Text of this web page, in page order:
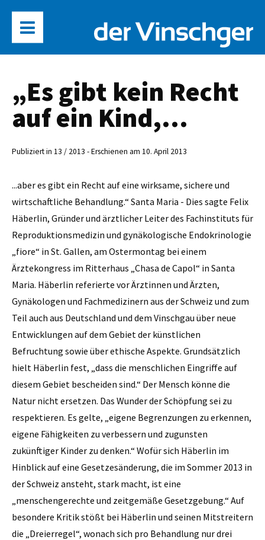
„Es gibt kein Recht
auf ein Kind,...
Publiziert in 13 / 2013 - Erschienen am 10. April 2013
...aber es gibt ein Recht auf eine wirksame, sichere und
wirtschaftliche Behandlung.“ Santa Maria - Dies sagte Felix
Häberlin, Gründer und ärztlicher Leiter des Fachinstituts für
Reproduktionsmedizin und gynäkologische Endokrinologie
„fiore“ in St. Gallen, am Ostermontag bei einem
Ärztekongress im Ritterhaus „Chasa de Capol“ in Santa
Maria. Häberlin referierte vor Ärztinnen und Ärzten,
Gynäkologen und Fachmedizinern aus der Schweiz und zum
Teil auch aus Deutschland und dem Vinschgau über neue
Entwicklungen auf dem Gebiet der künstlichen
Befruchtung sowie über ethische Aspekte. Grundsätzlich
hielt Häberlin fest, „dass die menschlichen Eingriffe auf
diesem Gebiet bescheiden sind.“ Der Mensch könne die
Natur nicht ersetzen. Das Wunder der ­Schöpfung sei zu
respektieren. Es gelte, „eigene Begrenzungen zu erkennen,
eigene Fähigkeiten zu verbessern und zugunsten
zukünftiger Kinder zu denken.“ Wofür sich Häberlin im
Hinblick auf eine Gesetzesänderung, die im Sommer 2013 in
der Schweiz ansteht, stark macht, ist eine
„menschengerechte und zeitgemäße Gesetzgebung.“ Auf
besondere Kritik stößt bei Häberlin und seinen Mitstreitern
die „Dreierregel“, wonach sich pro Behandlung nur drei